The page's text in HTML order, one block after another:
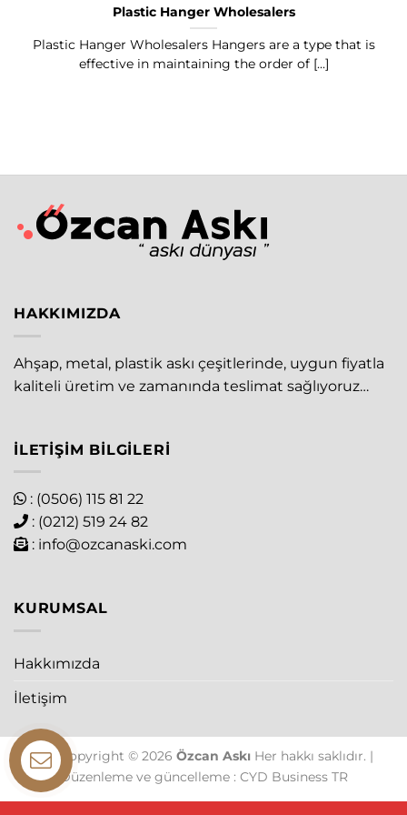
Plastic Hanger Wholesalers
Plastic Hanger Wholesalers Hangers are a type that is
effective in maintaining the order of [...]
HAKKIMIZDA
Ahşap, metal, plastik askı çeşitlerinde, uygun fiyatla
kaliteli üretim ve zamanında teslimat sağlıyoruz…
İLETIŞIM BILGILERI
: (0506) 115 81 22
: (0212) 519 24 82
: info@ozcanaski.com
KURUMSAL
Hakkımızda
İletişim
The Copyright © 2026 Özcan Askı Her hakkı saklıdır. |
Düzenleme ve güncelleme : CYD Business TR